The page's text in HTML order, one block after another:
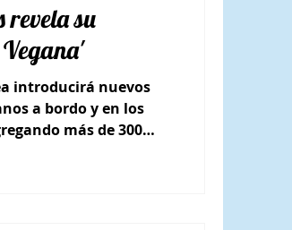
revela su
introducirá nuevos
a bordo y en los
más de 300